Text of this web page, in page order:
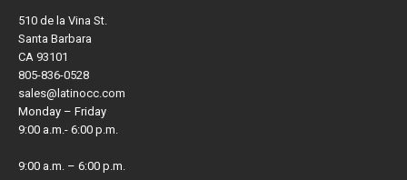
510 de la Vina St.
Santa Barbara
CA 93101
805-836-0528
sales@latinocc.com
Monday – Friday
9:00 a.m.- 6:00 p.m.